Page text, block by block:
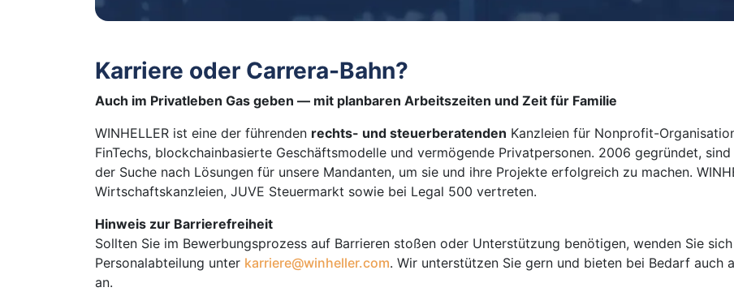
Karriere oder Carrera-Bahn?
Auch im Privatleben Gas geben — mit planbaren Arbeitszeiten und Zeit für Familie
WINHELLER ist eine der führenden rechts- und steuerberatenden Kanzleien für Nonprofit-
FinTechs, blockchainbasierte Geschäftsmodelle und vermögende Privatpersonen. 2006 gegründet,
der Suche nach Lösungen für unsere Mandanten, um sie und ihre Projekte erfolgreich zu machen.
Wirtschaftskanzleien, JUVE Steuermarkt sowie bei Legal 500 vertreten.
Hinweis zur Barrierefreiheit
Sollten Sie im Bewerbungsprozess auf Barrieren stoßen oder Unterstützung benötigen, wenden Sie
Personalabteilung unter karriere@winheller.com. Wir unterstützen Sie gern und bieten bei Bedarf auch
an.